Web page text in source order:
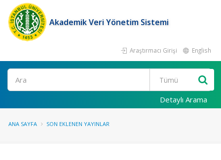
Akademik Veri Yönetim Sistemi
Araştırmacı Girişi English
Ara
Detaylı Arama
ANA SAYFA SON EKLENEN YAYINLAR